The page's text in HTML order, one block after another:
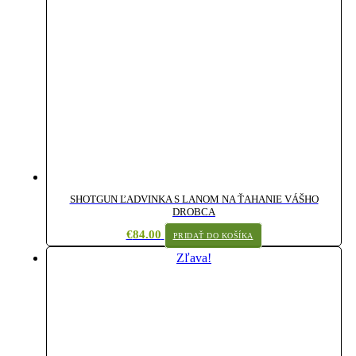
SHOTGUN ĽADVINKA S LANOM NA ŤAHANIE VÁŠHO
DROBCA
€84.00 PRIDAŤ DO KOŠÍKA
Zľava!